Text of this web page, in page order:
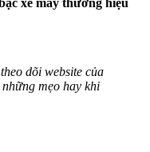
dõi website của
mẹo hay khi